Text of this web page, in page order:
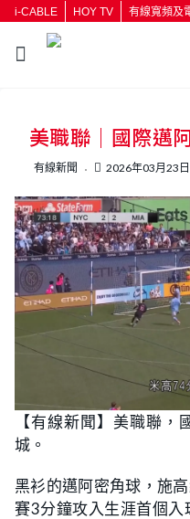
i-CABLE HOY TV 有線寬頻及
按輸
美職聯｜國際邁
有線新聞 2026年03月23日
【有線新聞】美職聯
城。
黑衫的邁阿密角球，施
賽3分鐘攻入生涯首個